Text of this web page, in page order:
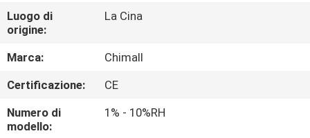
NOI
GIRO
DELLA
FABBRICA
Luogo di
origine:
La Cina
Marca:
Chimall
Certificazione:
CE
Numero di
modello:
1% - 10%RH